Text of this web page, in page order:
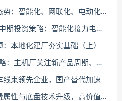
联化、电动化推动车联网智能终端的升级迭代
略：智能化接力电动化全球化从1到100
本地化建厂夯实基础（上）
注新产品周期、汽零关注盈利改善公司
线束领先企业，国产替代加速
技术升级，高价值量与低渗透率的优质赛道